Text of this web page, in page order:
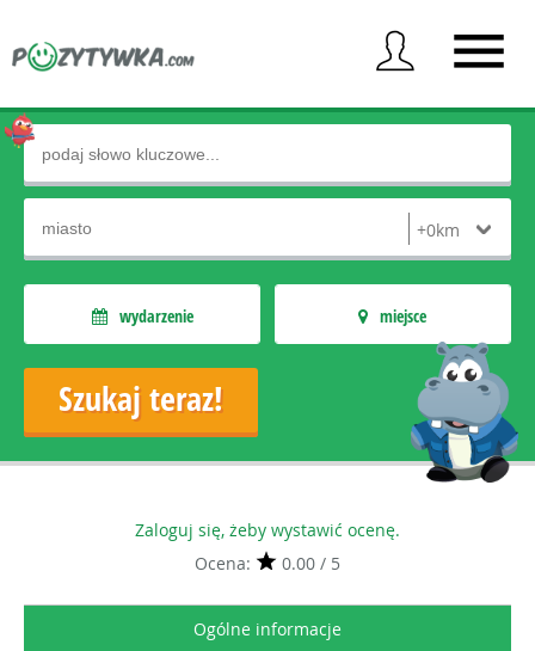
wydarzenie miejsce
Zaloguj się, żeby wystawić ocenę.
Ocena:
0.00 / 5
Ogólne informacje